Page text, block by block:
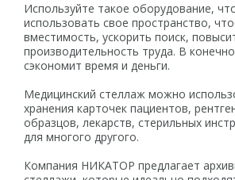
Используйте такое оборудование,
использовать свое пространство,
вместимость, ускорить поиск,
производительность труда. В
сэкономит время и деньги.
Медицинский стеллаж можно
хранения карточек пациентов,
образцов, лекарств, стерильных
для многого другого.
Компания НИКАТОР предлагает